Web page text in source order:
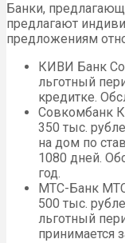
Банки,
предлагают
предложениям
КИВИ Банк
льготный
кредитке.
Совкомбанк
350 тыс.
на дом по
1080 дней.
год.
МТС-Банк МТС
500 тыс.
льготный
принимается